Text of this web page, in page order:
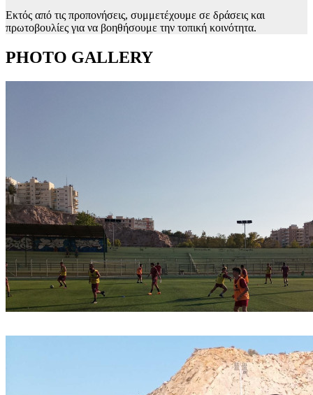
Εκτός από τις προπονήσεις, συμμετέχουμε σε δράσεις και
πρωτοβουλίες για να βοηθήσουμε την τοπική κοινότητα.
PHOTO GALLERY